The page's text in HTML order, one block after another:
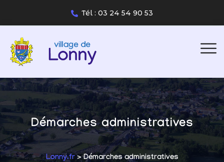
Tél : 03 24 54 90 53
Démarches administratives
Lonny.fr> Démarches administratives